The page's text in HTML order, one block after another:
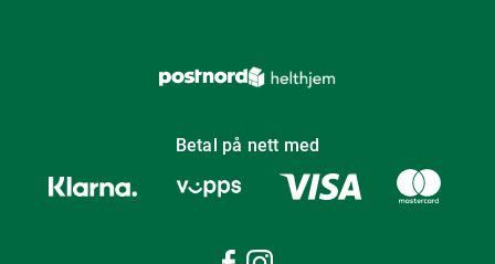
Betal på nett med